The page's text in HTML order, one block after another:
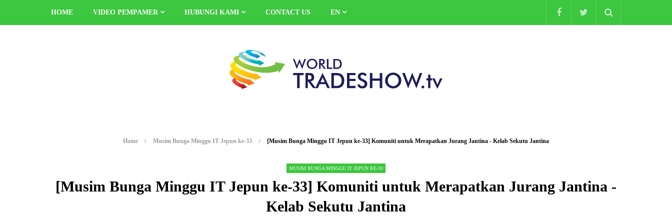
HOME VIDEO PEMPAMER HUBUNGI KAMI CONTACT US EN
Home Musim Bunga Minggu IT Jepun ke-33 [Musim Bunga Minggu IT Jepun ke-33] Komuniti untuk Merapatkan Jurang Jantina - Kelab Sekutu Jantina
MUSIM BUNGA MINGGU IT JEPUN KE-33
[Musim Bunga Minggu IT Jepun ke-33] Komuniti untuk Merapatkan Jurang Jantina -
Kelab Sekutu Jantina